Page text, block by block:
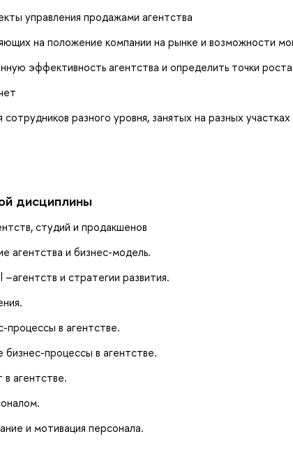
управления продажами агентства
на положение компании на рынке и возможности
эффективность агентства и определить точки роста
разного уровня, занятых на разных
дисциплины
студий и продакшенов
агентства и бизнес-модель.
и стратегии развития.
в агентстве.
процессы в агентстве.
агентстве.
и мотивация персонала.